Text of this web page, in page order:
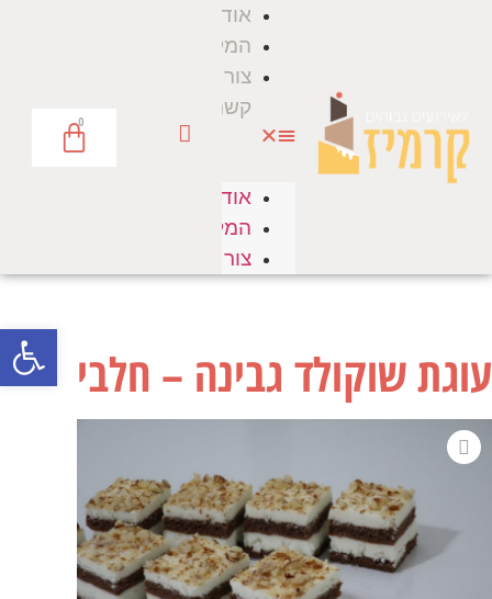
פתח
אודות
המלצות
צור
קשר
אודות
המלצות
צור קשר
0
עוגת שוקולד גבינה – חלבי